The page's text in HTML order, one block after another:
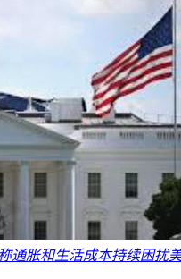
通胀和生活成本持续困扰